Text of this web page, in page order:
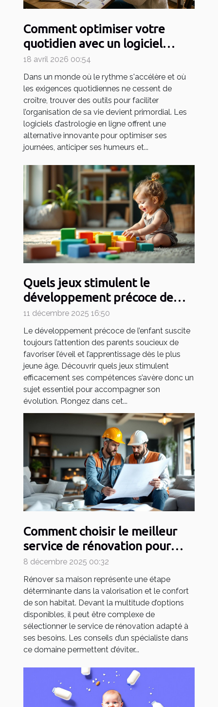
Comment optimiser votre
quotidien avec un logiciel
d'astrologie en ligne ?
18 avril 2026 00:54
Dans un monde où le rythme s'accélère et où
les exigences quotidiennes ne cessent de
croître, trouver des outils pour faciliter
l’organisation de sa vie devient primordial. Les
logiciels d’astrologie en ligne offrent une
alternative innovante pour optimiser ses
journées, anticiper ses humeurs et...
Quels jeux stimulent le
développement précoce de
votre enfant ?
11 décembre 2025 16:50
Le développement précoce de l’enfant suscite
toujours l’attention des parents soucieux de
favoriser l’éveil et l’apprentissage dès le plus
jeune âge. Découvrir quels jeux stimulent
efficacement ses compétences s’avère donc un
sujet essentiel pour accompagner son
évolution. Plongez dans cet...
Comment choisir le meilleur
service de rénovation pour
votre maison ?
8 décembre 2025 00:32
Rénover sa maison représente une étape
déterminante dans la valorisation et le confort
de son habitat. Devant la multitude d’options
disponibles, il peut être complexe de
sélectionner le service de rénovation adapté à
ses besoins. Les conseils d’un spécialiste dans
ce domaine permettent d’éviter...